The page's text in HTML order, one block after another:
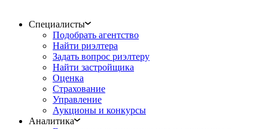
Специалисты
Подобрать агентство
Найти риэлтера
Задать вопрос риэлтеру
Найти застройщика
Оценка
Страхование
Управление
Аукционы и конкурсы
Аналитика